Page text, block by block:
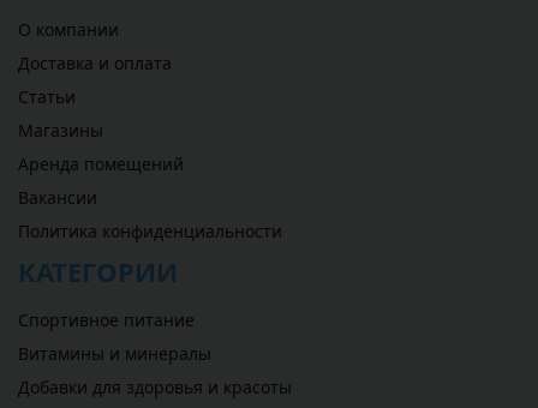
О компании
Доставка и оплата
Статьи
Магазины
Аренда помещений
Вакансии
Политика конфиденциальности
КАТЕГОРИИ
Спортивное питание
Витамины и минералы
Добавки для здоровья и красоты